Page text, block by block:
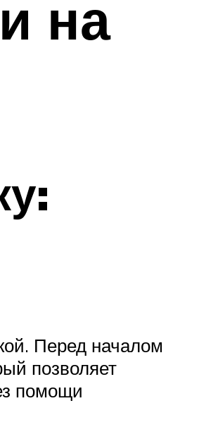
на
Перед началом
позволяет
помощи